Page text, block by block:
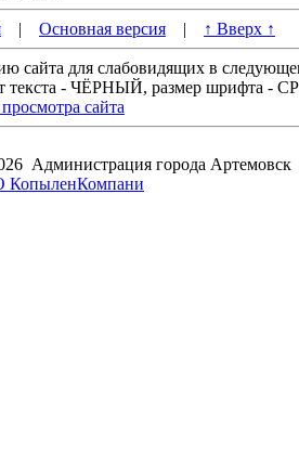
| Основная версия | ↑ Вверх ↑
сайта для слабовидящих в
текста - ЧЁРНЫЙ, размер шрифта -
сайта
Администрация города Артемовск
КопыленКомпани